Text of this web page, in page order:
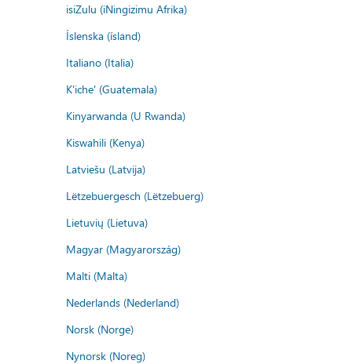
isiZulu (iNingizimu Afrika)
Íslenska (ísland)
Italiano (Italia)
K'iche' (Guatemala)
Kinyarwanda (U Rwanda)
Kiswahili (Kenya)
Latviešu (Latvija)
Lëtzebuergesch (Lëtzebuerg)
Lietuvių (Lietuva)
Magyar (Magyarország)
Malti (Malta)
Nederlands (Nederland)
Norsk (Norge)
Nynorsk (Noreg)